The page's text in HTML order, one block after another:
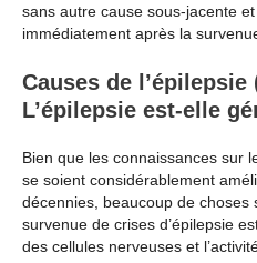
sans autre cause sous-jacente
immédiatement après la
Causes de l’épilepsie
L’épilepsie est-elle
Bien que les connaissances sur
se soient considérablement
décennies, beaucoup de choses
survenue de crises d’épilepsie
des cellules nerveuses et